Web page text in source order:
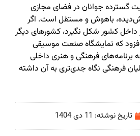
گسترده جوانان در فضای مجازی
باهوش و مستقل است. اگر
کشور شکل نگیرد، کشورهای دیگر
افزود که نمایشگاه صنعت موسیقی
برنامه‌های فرهنگی و هنری داخلی
فرهنگی نگاه جدی‌تری به آن داشته
تاریخ نوشته: 11 دی 1404